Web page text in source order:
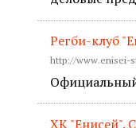
Регби-клуб
http://www.enisei-
ХК "Енисей".